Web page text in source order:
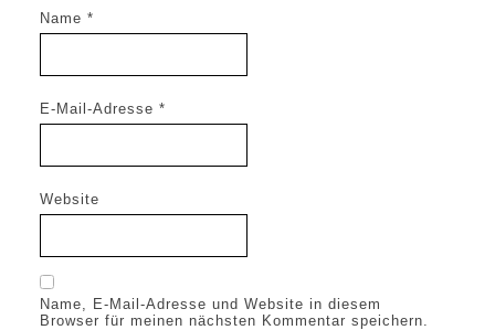
Name *
E-Mail-Adresse *
Website
Name, E-Mail-Adresse und Website in diesem
Browser für meinen nächsten Kommentar speichern.